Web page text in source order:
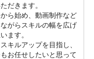
だきます。
ら始め、動画制作など
がらスキルの幅を広げ
ます。
キルアップを目指し、
お任せしたいと思って